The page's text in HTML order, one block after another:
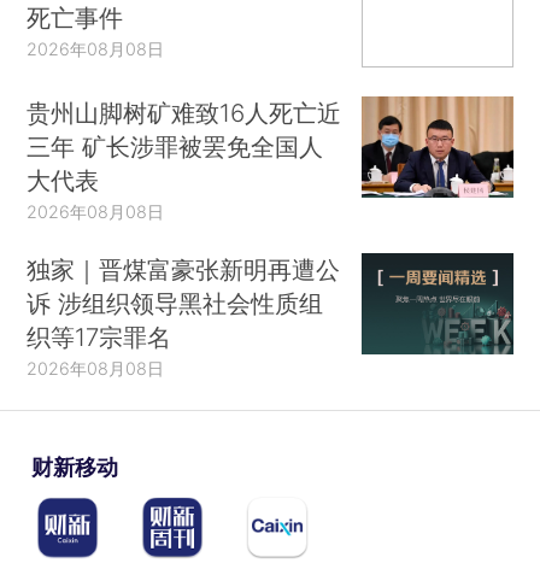
死亡事件
2026年08月08日
贵州山脚树矿难致16人死亡近
三年 矿长涉罪被罢免全国人
大代表
2026年08月08日
独家｜晋煤富豪张新明再遭公
诉 涉组织领导黑社会性质组
织等17宗罪名
2026年08月08日
财新移动